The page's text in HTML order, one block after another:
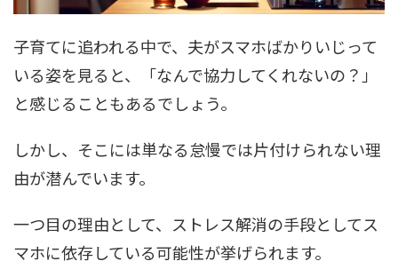
子育てに追われる中で、夫がスマホばかりいじって
いる姿を見ると、「なんで協力してくれないの？」
と感じることもあるでしょう。
しかし、そこには単なる怠慢では片付けられない理
由が潜んでいます。
一つ目の理由として、ストレス解消の手段としてス
マホに依存している可能性が挙げられます。